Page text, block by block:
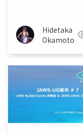
Hidetaka
Okamoto